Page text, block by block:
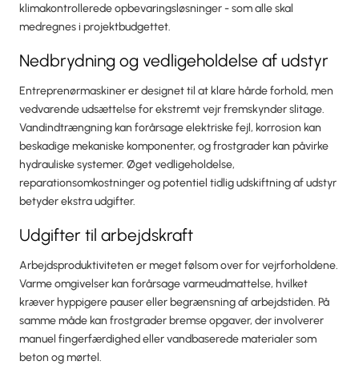
klimakontrollerede opbevaringsløsninger - som alle skal
medregnes i projektbudgettet.
Nedbrydning og vedligeholdelse af udstyr
Entreprenørmaskiner er designet til at klare hårde forhold, men
vedvarende udsættelse for ekstremt vejr fremskynder slitage.
Vandindtrængning kan forårsage elektriske fejl, korrosion kan
beskadige mekaniske komponenter, og frostgrader kan påvirke
hydrauliske systemer. Øget vedligeholdelse,
reparationsomkostninger og potentiel tidlig udskiftning af udstyr
betyder ekstra udgifter.
Udgifter til arbejdskraft
Arbejdsproduktiviteten er meget følsom over for vejrforholdene.
Varme omgivelser kan forårsage varmeudmattelse, hvilket
kræver hyppigere pauser eller begrænsning af arbejdstiden. På
samme måde kan frostgrader bremse opgaver, der involverer
manuel fingerfærdighed eller vandbaserede materialer som
beton og mørtel.